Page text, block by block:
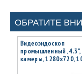
ОБРАТИТЕ
Видеоэндоскоп
промышленный,
камеры, 1280х720,